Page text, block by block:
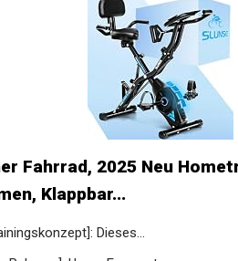
Fahrrad, 2025 Neu
Klappbar...
Dieses...